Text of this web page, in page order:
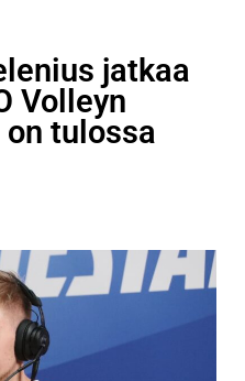
jatkaa
Volleyn
tulossa